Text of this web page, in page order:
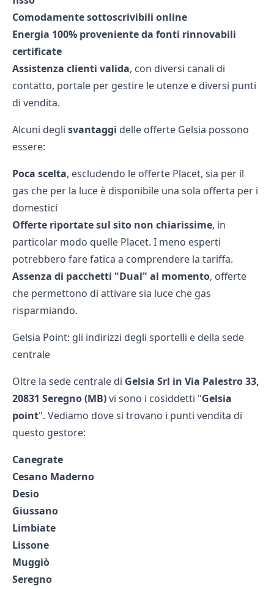
Comodamente sottoscrivibili online
Energia 100% proveniente da fonti rinnovabili
certificate
Assistenza clienti valida, con diversi canali di
contatto, portale per gestire le utenze e diversi punti
di vendita.
Alcuni degli svantaggi delle offerte Gelsia possono
essere:
Poca scelta, escludendo le offerte Placet, sia per il
gas che per la luce è disponibile una sola offerta per i
domestici
Offerte riportate sul sito non chiarissime, in
particolar modo quelle Placet. I meno esperti
potrebbero fare fatica a comprendere la tariffa.
Assenza di pacchetti "Dual" al momento, offerte
che permettono di attivare sia luce che gas
risparmiando.
Gelsia Point: gli indirizzi degli sportelli e della sede
centrale
Oltre la sede centrale di Gelsia Srl in Via Palestro 33,
20831 Seregno (MB)vi sono i cosiddetti "Gelsia
point". Vediamo dove si trovano i punti vendita di
questo gestore:
Canegrate
Cesano Maderno
Desio
Giussano
Limbiate
Lissone
Muggiò
Seregno